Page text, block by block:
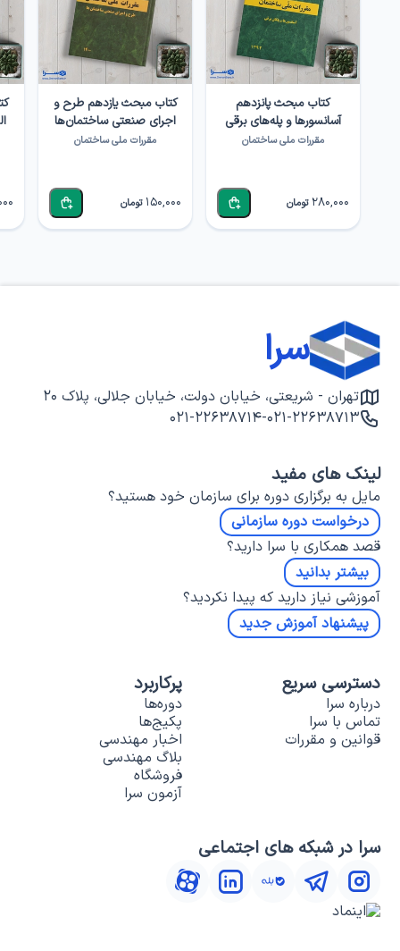
کتاب مبحث پانزدهم
آسانسورها و پله‌های برقی
مقررات ملی ساختمان
280,000 تومان
کتاب مبحث یازدهم طرح و
اجرای صنعتی ساختمان‌ها
مقررات ملی ساختمان
150,000 تومان
سرا
تهران - شریعتی، خیابان دولت، خیابان جلالی، پلاک ۲۰
۰۲۱-۲۲۶۳۸۷۱۳-۰۲۱-۲۲۶۳۸۷۱۴
لینک های مفید
مایل به برگزاری دوره برای سازمان خود هستید؟
درخواست دوره سازمانی
قصد همکاری با سرا دارید؟
بیشتر بدانید
آموزشی نیاز دارید که پیدا نکردید؟
پیشنهاد آموزش جدید
دسترسی سریع
درباره سرا
تماس با سرا
قوانین و مقررات
پرکاربرد
دوره‌ها
پکیج‌ها
اخبار مهندسی
بلاگ مهندسی
فروشگاه
آزمون سرا
سرا در شبکه های اجتماعی